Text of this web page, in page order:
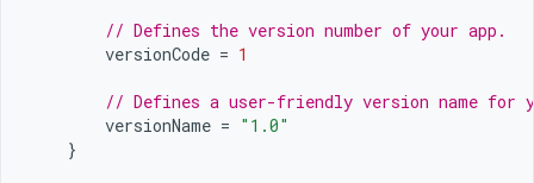
// Defines the version number of your app.
versionCode = 1
// Defines a user-friendly version name for
versionName = "1.0"
}